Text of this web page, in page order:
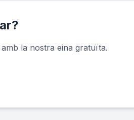
la nostra eina gratuïta.